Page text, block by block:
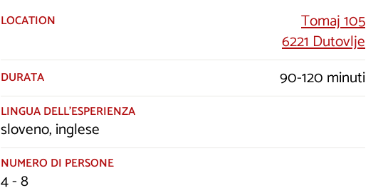
LOCATION
Tomaj 105
6221 Dutovlje
DURATA 90-120 minuti
LINGUA DELL’ESPERIENZA
sloveno, inglese
NUMERO DI PERSONE
4 - 8